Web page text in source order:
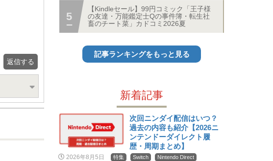
返信する
【Kindleセール】99円コミック「王子様
の友達・万能鑑定士Qの事件簿・転生社
畜のチート菜」カドコミ2026夏
記事ランキングをもっと見る
新着記事
次回ニンダイ配信はいつ？
過去の内容も紹介【2026ニ
ンテンドーダイレクト履
歴・周期まとめ】
2026年8月5日 特集 Switch Nintendo Direct